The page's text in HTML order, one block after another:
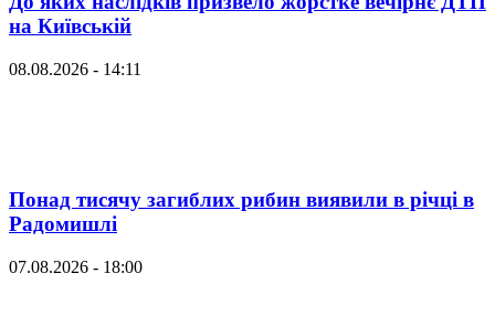
на Київській
08.08.2026 - 14:11
Понад тисячу загиблих рибин виявили в річці в
Радомишлі
07.08.2026 - 18:00